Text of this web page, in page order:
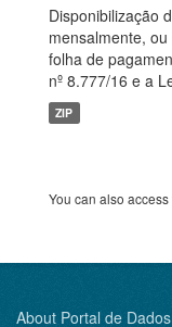
Disponibilização
mensalmente,
folha de
nº 8.777/16 e a
ZIP
You can also
About Portal de